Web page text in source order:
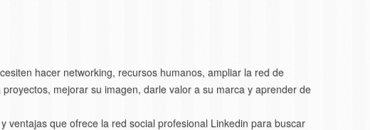
hacer networking, recursos humanos, ampliar la red de
mejorar su imagen, darle valor a su marca y aprender de
ventajas que ofrece la red social profesional Linkedin para buscar